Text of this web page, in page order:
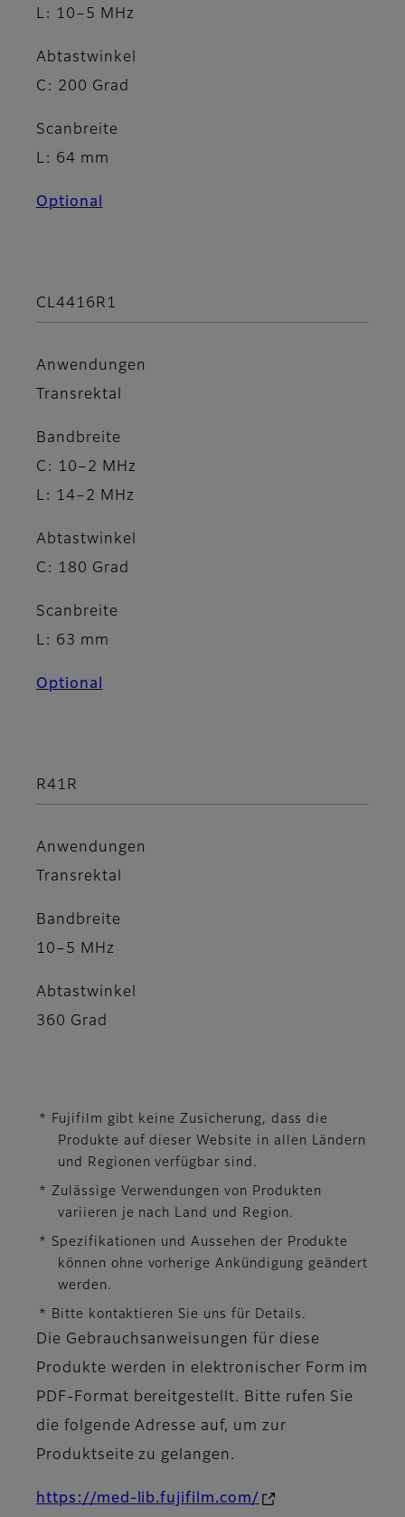
L: 10–5 MHz
Abtastwinkel
C: 200 Grad
Scanbreite
L: 64 mm
Optional
CL4416R1
Anwendungen
Transrektal
Bandbreite
C: 10–2 MHz
L: 14–2 MHz
Abtastwinkel
C: 180 Grad
Scanbreite
L: 63 mm
Optional
R41R
Anwendungen
Transrektal
Bandbreite
10–5 MHz
Abtastwinkel
360 Grad
* Fujifilm gibt keine Zusicherung, dass die
Produkte auf dieser Website in allen Ländern
und Regionen verfügbar sind.
* Zulässige Verwendungen von Produkten
variieren je nach Land und Region.
* Spezifikationen und Aussehen der Produkte
können ohne vorherige Ankündigung geändert
werden.
* Bitte kontaktieren Sie uns für Details.
Die Gebrauchsanweisungen für diese
Produkte werden in elektronischer Form im
PDF-Format bereitgestellt. Bitte rufen Sie
die folgende Adresse auf, um zur
Produktseite zu gelangen.
https://med-lib.fujifilm.com/